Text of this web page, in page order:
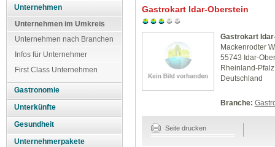
Unternehmen
Unternehmen im Umkreis
Unternehmen nach Branchen
Infos für Unternehmer
First Class Unternehmen
Gastronomie
Unterkünfte
Gesundheit
Unternehmerpakete
Gastrokart Idar-Oberstein
Gastrokart
Mackenrodter
55743 Idar-
Rheinland-Pfalz
Deutschland
Branche:
Seite drucken